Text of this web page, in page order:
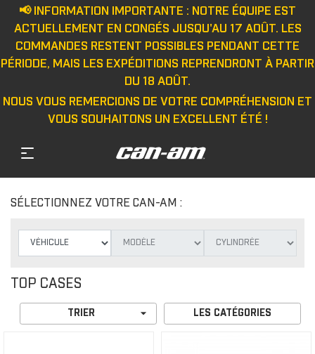
📢 INFORMATION IMPORTANTE : NOTRE ÉQUIPE EST
ACTUELLEMENT EN CONGÉS JUSQU'AU 17 AOÛT. LES
COMMANDES RESTENT POSSIBLES PENDANT CETTE
PÉRIODE, MAIS LES EXPÉDITIONS REPRENDRONT À PARTIR
DU 18 AOÛT.
NOUS VOUS REMERCIONS DE VOTRE COMPRÉHENSION ET
VOUS SOUHAITONS UN EXCELLENT ÉTÉ !
SÉLECTIONNEZ VOTRE CAN-AM :
TOP CASES
TRIER  LES CATÉGORIES